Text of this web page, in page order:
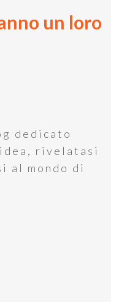
un loro
dedicato
rivelatasi
al mondo di